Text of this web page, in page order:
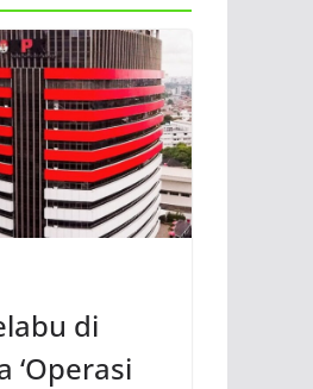
di
‘Operasi